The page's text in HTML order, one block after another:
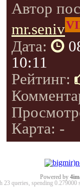
Автор
mr.seniv
Дата:
10:11
Рейтинг:
Карта: -
Powered by
23 queries, spending